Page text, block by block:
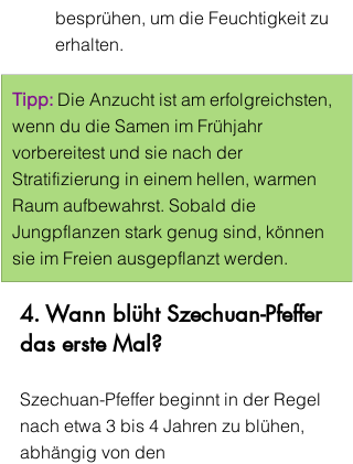
besprühen, um die Feuchtigkeit zu
erhalten.
Tipp: Die Anzucht ist am erfolgreichsten,
wenn du die Samen im Frühjahr
vorbereitest und sie nach der
Stratifizierung in einem hellen, warmen
Raum aufbewahrst. Sobald die
Jungpflanzen stark genug sind, können
sie im Freien ausgepflanzt werden.
4. Wann blüht Szechuan-Pfeffer
das erste Mal?
Szechuan-Pfeffer beginnt in der Regel
nach etwa 3 bis 4 Jahren zu blühen,
abhängig von den